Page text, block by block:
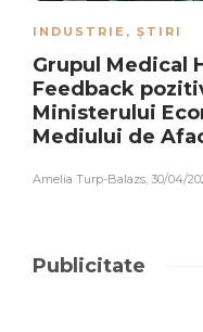
INDUSTRIE , ȘTIRI
Grupul Medical
Feedback
Ministerului
Mediului de
Amelia Turp-Balazs, 30/04/
Publicitate